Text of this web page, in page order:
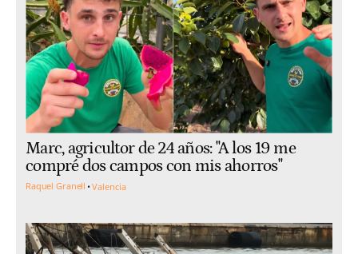
Marc, agricultor de 24 años: "A los 19 me
compré dos campos con mis ahorros"
Raquel Granell Valencia